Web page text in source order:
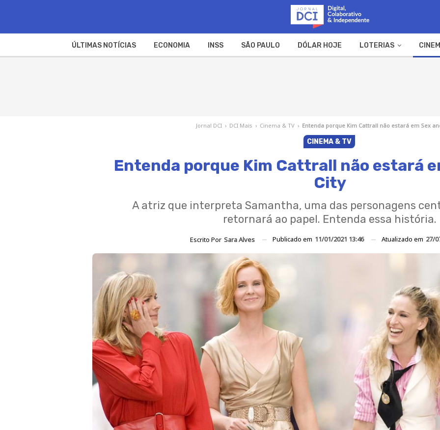
ÚLTIMAS NOTÍCIAS ECONOMIA INSS SÃO PAULO DÓLAR HOJE LOTERIAS
Jornal DCI › DCI Mais › Cinema & TV › Entenda porque Kim Cattrall não estará em Sex
CINEMA & TV
Entenda porque Kim Cattrall não estará
City
A atriz que interpreta Samantha, uma das personagens
retornará ao papel. Entenda essa história.
Escrito Por Sara Alves Publicado em 11/01/2021 13:46 Atualizado em 27/